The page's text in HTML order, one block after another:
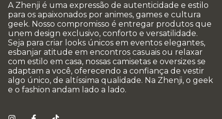
A Zhenji é uma expressão de autenticidade e estilo
para os apaixonados por animes, games e cultura
geek. Nosso compromisso é entregar produtos que
unem design exclusivo, conforto e versatilidade.
Seja para criar looks únicos em eventos elegantes,
esbanjar atitude em encontros casuais ou relaxar
com estilo em casa, nossas camisetas e oversizes se
adaptam a você, oferecendo a confiança de vestir
algo único, de altíssima qualidade. Na Zhenji, o geek
e o fashion andam lado a lado.